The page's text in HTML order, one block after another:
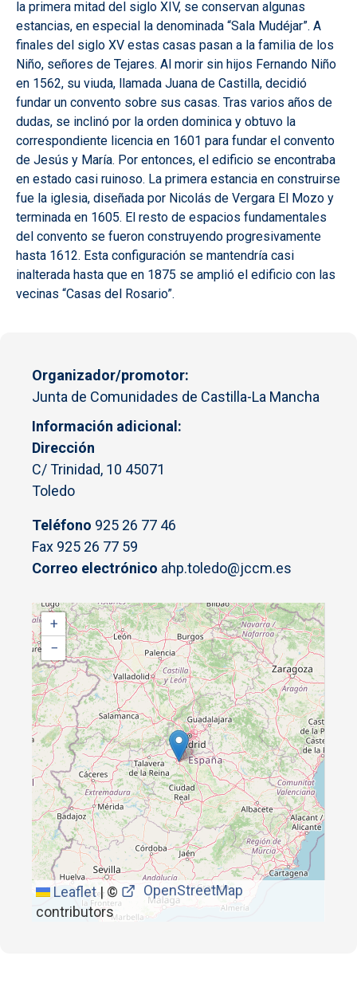
la primera mitad del siglo XIV, se conservan algunas
estancias, en especial la denominada “Sala Mudéjar”. A
finales del siglo XV estas casas pasan a la familia de los
Niño, señores de Tejares. Al morir sin hijos Fernando Niño
en 1562, su viuda, llamada Juana de Castilla, decidió
fundar un convento sobre sus casas. Tras varios años de
dudas, se inclinó por la orden dominica y obtuvo la
correspondiente licencia en 1601 para fundar el convento
de Jesús y María. Por entonces, el edificio se encontraba
en estado casi ruinoso. La primera estancia en construirse
fue la iglesia, diseñada por Nicolás de Vergara El Mozo y
terminada en 1605. El resto de espacios fundamentales
del convento se fueron construyendo progresivamente
hasta 1612. Esta configuración se mantendría casi
inalterada hasta que en 1875 se amplió el edificio con las
vecinas “Casas del Rosario”.
Organizador/promotor
Junta de Comunidades de Castilla-La Mancha
Información adicional
Dirección
C/ Trinidad, 10 45071
Toledo
Teléfono 925 26 77 46
Fax 925 26 77 59
Correo electrónico ahp.toledo@jccm.es
+
−
Leaflet|©
OpenStreetMap
contributors